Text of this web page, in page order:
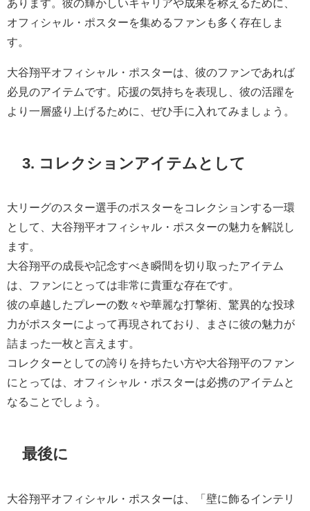
あります。彼の輝かしいキャリアや成果を称えるために、
オフィシャル・ポスターを集めるファンも多く存在しま
す。
大谷翔平オフィシャル・ポスターは、彼のファンであれば
必見のアイテムです。応援の気持ちを表現し、彼の活躍を
より一層盛り上げるために、ぜひ手に入れてみましょう。
3. コレクションアイテムとして
大リーグのスター選手のポスターをコレクションする一環
として、大谷翔平オフィシャル・ポスターの魅力を解説し
ます。
大谷翔平の成長や記念すべき瞬間を切り取ったアイテム
は、ファンにとっては非常に貴重な存在です。
彼の卓越したプレーの数々や華麗な打撃術、驚異的な投球
力がポスターによって再現されており、まさに彼の魅力が
詰まった一枚と言えます。
コレクターとしての誇りを持ちたい方や大谷翔平のファン
にとっては、オフィシャル・ポスターは必携のアイテムと
なることでしょう。
最後に
大谷翔平オフィシャル・ポスターは、「壁に飾るインテリ